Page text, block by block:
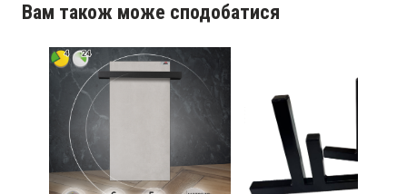
Вам також може сподобатися